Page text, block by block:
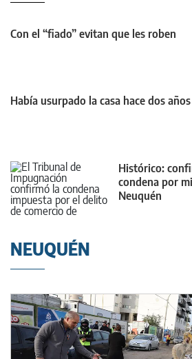
Con el “fiado” evitan que les roben
Había usurpado la casa hace dos años
Histórico:
condena por
Neuquén
NEUQUÉN